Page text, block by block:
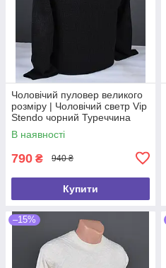
Чоловічий пуловер великого
розміру | Чоловічий светр Vip
Stendo чорний Туреччина
9255 Б
В наявності
790 ₴ 940 ₴
Купити
–15%